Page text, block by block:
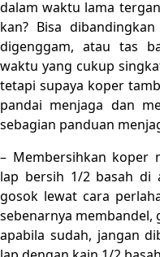
dalam waktu lama
kan? Bisa
digenggam, atau tas
waktu yang cukup
tetapi supaya koper
pandai menjaga dan
sebagian panduan
– Membersihkan koper
lap bersih 1/2 basah di
gosok lewat cara
sebenarnya membandel,
apabila sudah, jangan